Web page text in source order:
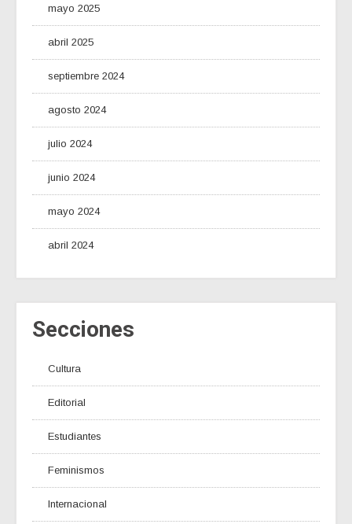
mayo 2025
abril 2025
septiembre 2024
agosto 2024
julio 2024
junio 2024
mayo 2024
abril 2024
Secciones
Cultura
Editorial
Estudiantes
Feminismos
Internacional